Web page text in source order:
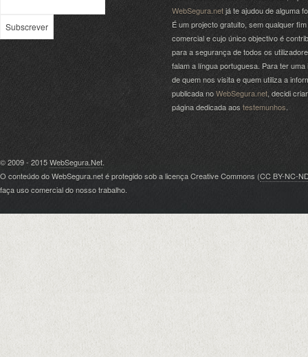
WebSegura.netjá te ajudou de alguma
É um projecto gratuito, sem qualquer fim
comercial e cujo único objectivo é
para a segurança de todos os
falam a língua portuguesa. Para ter uma
de quem nos visita e quem utiliza a
publicada noWebSegura.net , decidi
página dedicada aos testemunhos
© 2009 - 2015WebSegura.Net.
O conteúdo do WebSegura.net é protegido sob a licença Creative Commons (CC BY-NC-
faça uso comercial do nosso trabalho.